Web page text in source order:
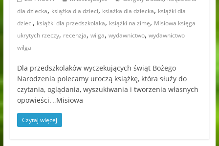
dla dziecka, książka dla dzieci, ksiażka dla dziecka, książki dla
dzieci, książki dla przedszkolaka, książki na zimę, Misiowa księga
ukrytych rzeczy, recenzja, wilga, wydawnictwo, wydawnictwo
wilga
Dla przedszkolaków wyczekujących świąt Bożego
Narodzenia polecamy uroczą książkę, która służy do
czytania, oglądania, wyszukiwania i tworzenia własnych
opowieści. „Misiowa
Czytaj więcej